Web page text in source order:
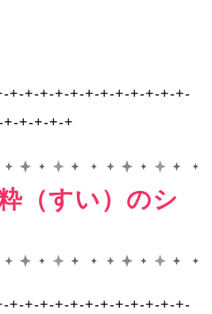
+-+-+-+-+-+-+-+-+-+-+-+-
+-+-+-+
（すい）のシ
+-+-+-+-+-+-+-+-+-+-+-+-